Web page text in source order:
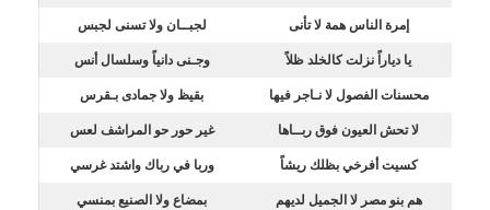
إمرة الناس همة لا تأنى لجبــان ولا تسنى لجبس
يا دياراً نزلت كالخلد ظلاً وجـنى دانياً وسلسال أنس
محسنات الفصول لا نـاجر فيها بقيظ ولا جمادى بـقرس
لا تحش العيون فوق ربــاها غير حور حو المراشف لعس
كسيت أفرخي بظلك ريشاً وربا في رباك واشتد غرسي
هم بنو مصر لا الجميل لديهم بمضاع ولا الصنيع بمنسي